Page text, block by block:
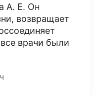
А. Е. Он
возвращает
врачи были